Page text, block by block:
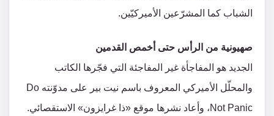
الشباب كما المشرّعين الأميركيّين.
صهيونية من الرأس حتى أخمص القدمين
الجديد هو المفاجأة غير المفاجئة التي فجّرها الكاتب
والمحلّل الأميركي المعروف باسم نيت بير على مدوّنته Do
Not Panic، وأعاد نشرها موقع «ذا غرايزون» الاستقصائي.